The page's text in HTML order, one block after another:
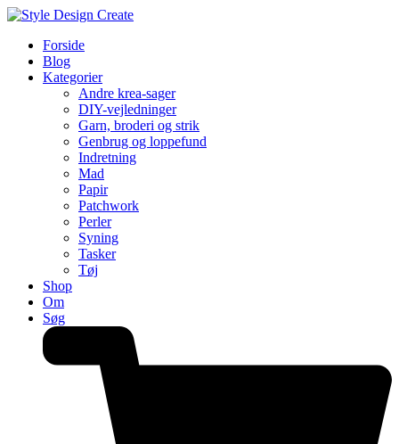
Forside
Blog
Kategorier
Andre krea-sager
DIY-vejledninger
Garn, broderi og strik
Genbrug og loppefund
Indretning
Mad
Papir
Patchwork
Perler
Syning
Tasker
Tøj
Shop
Om
Søg